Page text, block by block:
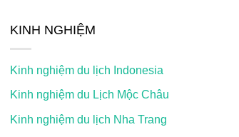
KINH NGHIỆM
Kinh nghiệm du lịch Indonesia
Kinh nghiệm du Lịch Mộc Châu
Kinh nghiệm du lịch Nha Trang